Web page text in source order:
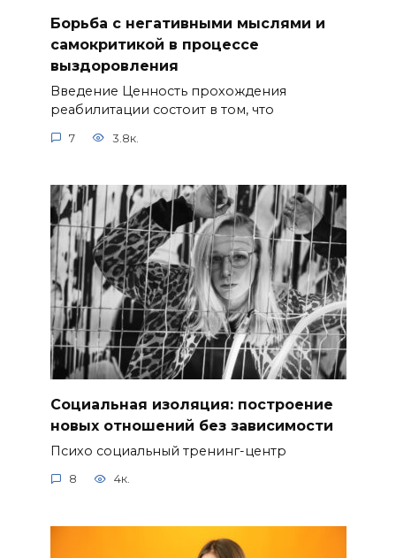
Борьба с негативными мыслями и
самокритикой в процессе
выздоровления
Введение Ценность прохождения
реабилитации состоит в том, что
7 3.8к.
Социальная изоляция: построение
новых отношений без зависимости
Психо социальный тренинг-центр
8 4к.